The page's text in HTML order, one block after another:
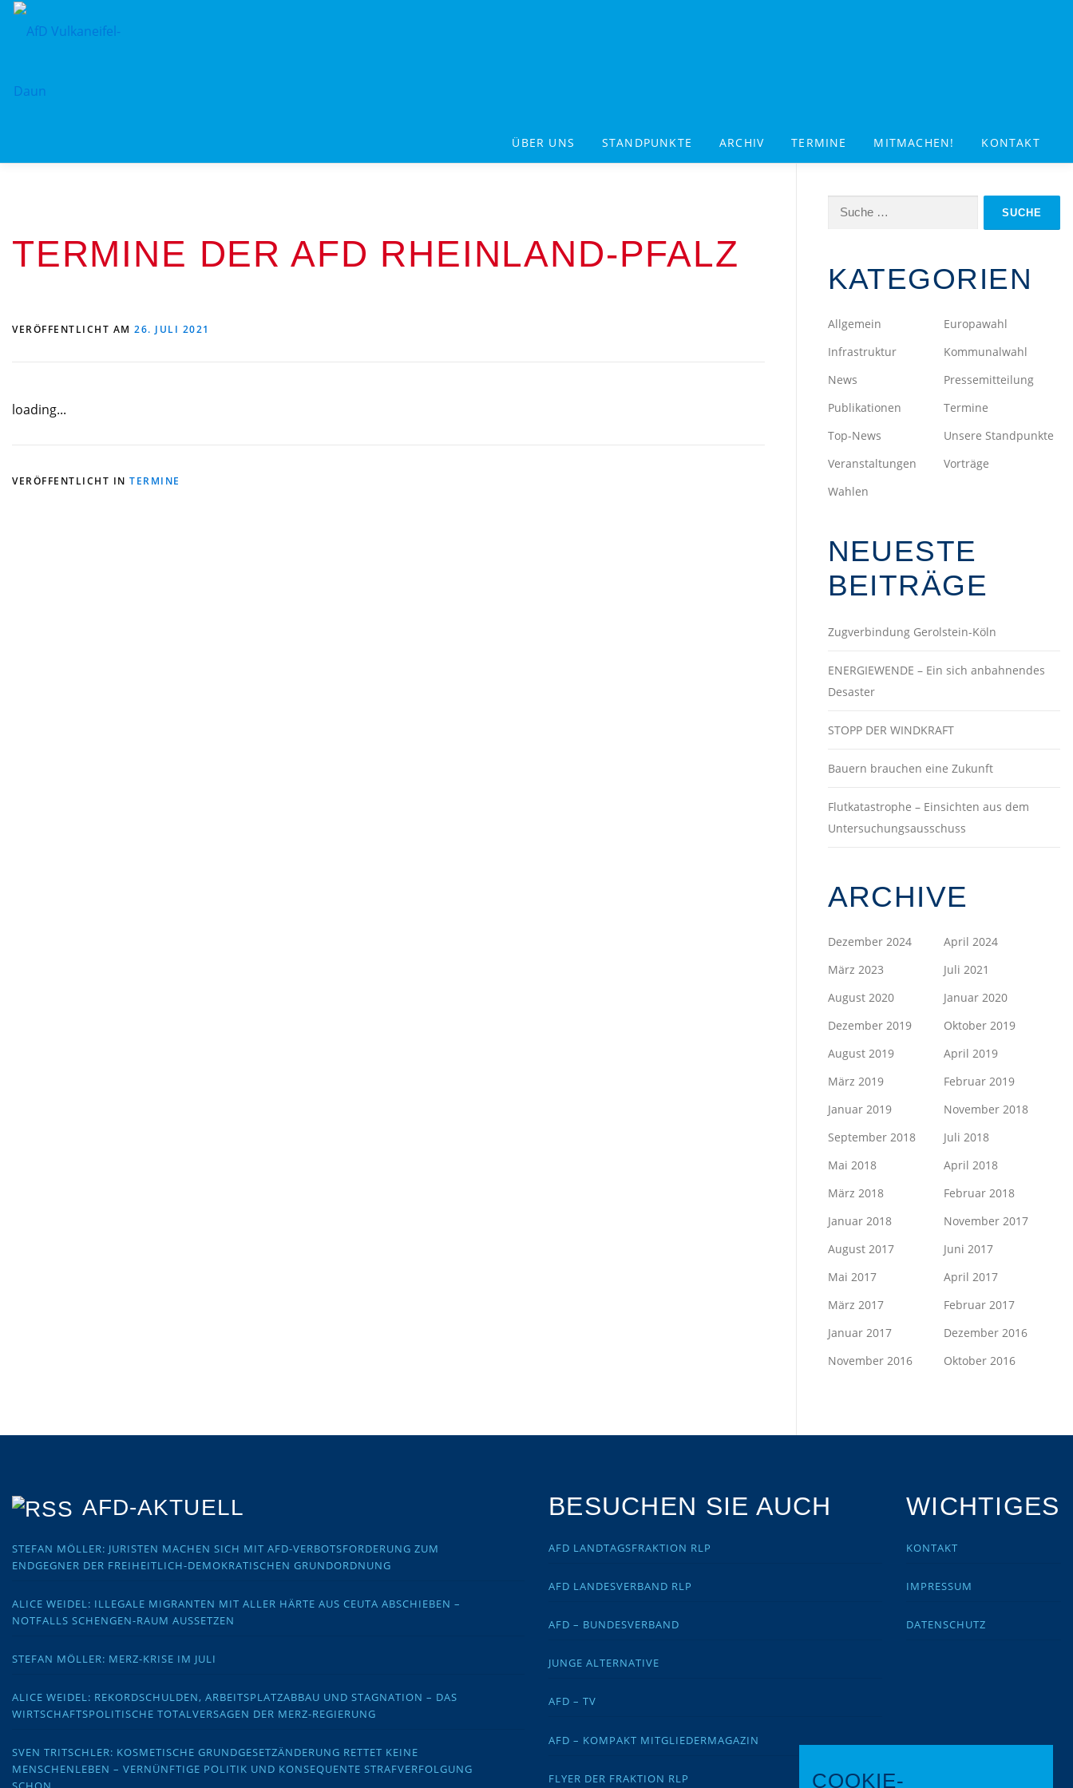
Zum
Inhalt
ÜBER UNS STANDPUNKTE ARCHIV TERMINE MITMACHEN! KONTAKT
TERMINE DER AFD RHEINLAND-PFALZ
VERÖFFENTLICHT AM 26. JULI 2021
loading...
VERÖFFENTLICHT IN TERMINE
Suche
KATEGORIEN
Allgemein
Europawahl
Infrastruktur
Kommunalwahl
News
Pressemitteilung
Publikationen
Termine
Top-News
Unsere Standpunkte
Veranstaltungen
Vorträge
Wahlen
NEUESTE
BEITRÄGE
Zugverbindung Gerolstein-Köln
ENERGIEWENDE – Ein sich anbahnendes
Desaster
STOPP DER WINDKRAFT
Bauern brauchen eine Zukunft
Flutkatastrophe – Einsichten aus dem
Untersuchungsausschuss
ARCHIVE
Dezember 2024
April 2024
März 2023
Juli 2021
August 2020
Januar 2020
Dezember 2019
Oktober 2019
August 2019
April 2019
März 2019
Februar 2019
Januar 2019
November 2018
September 2018
Juli 2018
Mai 2018
April 2018
März 2018
Februar 2018
Januar 2018
November 2017
August 2017
Juni 2017
Mai 2017
April 2017
März 2017
Februar 2017
Januar 2017
Dezember 2016
November 2016
Oktober 2016
AFD-AKTUELL
STEFAN MÖLLER: JURISTEN MACHEN SICH MIT AFD-VERBOTSFORDERUNG ZUM
ENDGEGNER DER FREIHEITLICH-DEMOKRATISCHEN GRUNDORDNUNG
ALICE WEIDEL: ILLEGALE MIGRANTEN MIT ALLER HÄRTE AUS CEUTA ABSCHIEBEN –
NOTFALLS SCHENGEN-RAUM AUSSETZEN
STEFAN MÖLLER: MERZ-KRISE IM JULI
ALICE WEIDEL: REKORDSCHULDEN, ARBEITSPLATZABBAU UND STAGNATION – DAS
WIRTSCHAFTSPOLITISCHE TOTALVERSAGEN DER MERZ-REGIERUNG
SVEN TRITSCHLER: KOSMETISCHE GRUNDGESETZÄNDERUNG RETTET KEINE
MENSCHENLEBEN – VERNÜNFTIGE POLITIK UND KONSEQUENTE STRAFVERFOLGUNG
BESUCHEN SIE AUCH
AFD LANDTAGSFRAKTION RLP
AFD LANDESVERBAND RLP
AFD – BUNDESVERBAND
JUNGE ALTERNATIVE
AFD – TV
AFD – KOMPAKT MITGLIEDERMAGAZIN
FLYER DER FRAKTION RLP
WICHTIGES
KONTAKT
IMPRESSUM
DATENSCHUTZ
COOKIE-